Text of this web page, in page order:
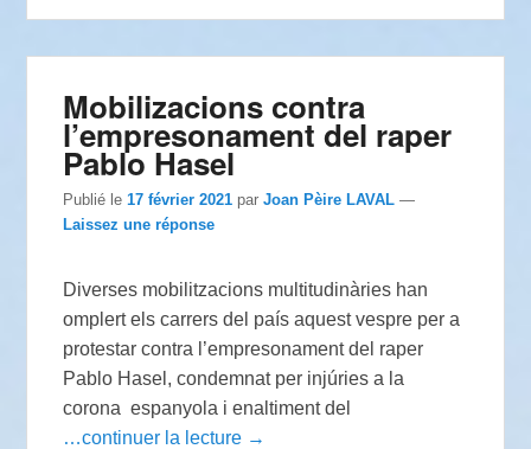
Mobilizacions contra
l’empresonament del raper
Pablo Hasel
Publié le17 février 2021 parJoan Pèire LAVAL —
Laissez une réponse
Diverses mobilitzacions multitudinàries han
omplert els carrers del país aquest vespre per a
protestar contra l’empresonament del raper
Pablo Hasel, condemnat per injúries a la
corona espanyola i enaltiment del
…continuer la lecture →